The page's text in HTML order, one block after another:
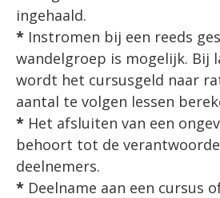
ingehaald.
* Instromen bij een reeds
wandelgroep is mogelijk. Bij
wordt het cursusgeld naar
aantal te volgen lessen
* Het afsluiten van een
behoort tot de
deelnemers.
* Deelname aan een cursus